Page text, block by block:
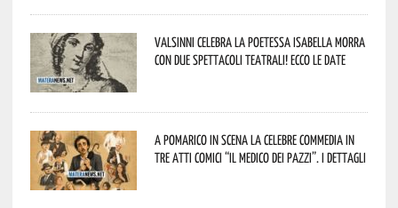
Valsinni celebra la poetessa Isabella Morra
con due spettacoli teatrali! Ecco le date
A Pomarico in scena la celebre commedia in
tre atti comici “Il medico dei pazzi”. I dettagli